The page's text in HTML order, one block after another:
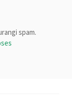
spam.